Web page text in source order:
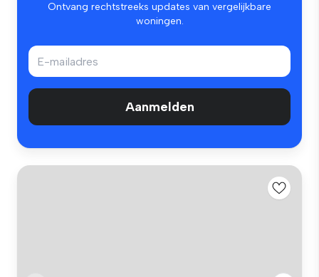
Ontvang rechtstreeks updates van vergelijkbare
woningen.
Aanmelden